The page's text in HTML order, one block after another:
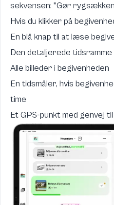
sekvensen: "Gør
Hvis du klikker på
En blå knap til at læse
Den detaljerede
Alle billeder i begivenheden
En tidsmåler, hvis
time
Et GPS-punkt med genvej